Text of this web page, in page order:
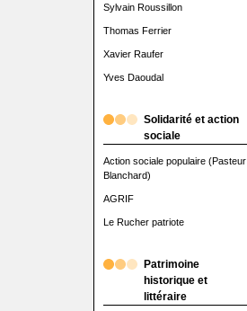
Sylvain Roussillon
Thomas Ferrier
Xavier Raufer
Yves Daoudal
Solidarité et action
sociale
Action sociale populaire (Pasteur
Blanchard)
AGRIF
Le Rucher patriote
Patrimoine
historique et
littéraire